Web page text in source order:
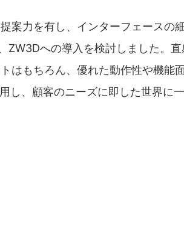
案力を有し、インターフェースの
への導入を検討しました。
もちろん、優れた動作性や機能
、顧客のニーズに即した世界に